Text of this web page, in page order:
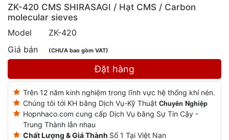
ZK-420 CMS SHIRASAGI / Hạt CMS / Carbon
molecular sieves
Model
ZK-420
Giá bán
(CHƯA bao gồm VAT)
Đặt hàng
Trên 12 năm kinh nghiệm trong lĩnh vực hệ thống khí nén.
Chúng tôi tới KH bằng Dịch Vụ-Kỹ Thuật Chuyên Nghiệp
Hopnhaco.com cung cấp Dịch Vụ bằng Sự Tin Cậy -
Trung Thành lẫn nhau
Chất Lượng & Giá Thành Số 1 Tại Việt Nan